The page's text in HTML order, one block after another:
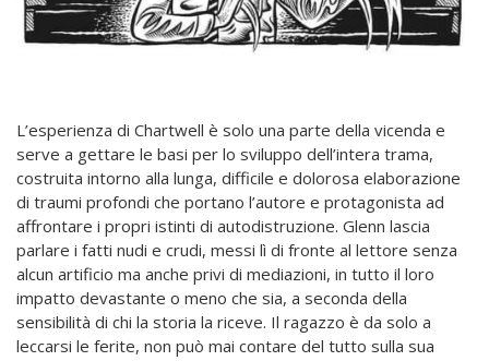
L’esperienza di Chartwell è solo una parte della vicenda e
serve a gettare le basi per lo sviluppo dell’intera trama,
costruita intorno alla lunga, difficile e dolorosa elaborazione
di traumi profondi che portano l’autore e protagonista ad
affrontare i propri istinti di autodistruzione. Glenn lascia
parlare i fatti nudi e crudi, messi lì di fronte al lettore senza
alcun artificio ma anche privi di mediazioni, in tutto il loro
impatto devastante o meno che sia, a seconda della
sensibilità di chi la storia la riceve. Il ragazzo è da solo a
leccarsi le ferite, non può mai contare del tutto sulla sua